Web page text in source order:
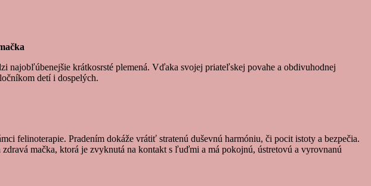
najobľúbenejšie krátkosrsté plemená. Vďaka svojej priateľskej povahe a obdivuhodnej
detí i dospelých.
felinoterapie. Pradením dokáže vrátiť stratenú duševnú harmóniu, či pocit istoty a bezpečia.
mačka, ktorá je zvyknutá na kontakt s ľuďmi a má pokojnú, ústretovú a vyrovnanú